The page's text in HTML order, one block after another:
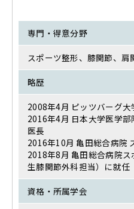
専門・得意分野
スポーツ整形、膝関節、肩
略歴
2008年4月 ピッツバーグ大
2016年4月 日本大学医学
医長
2016年10月 亀田総合病院
2018年8月 亀田総合病院
生膝関節外科担当）に就任
資格・所属学会